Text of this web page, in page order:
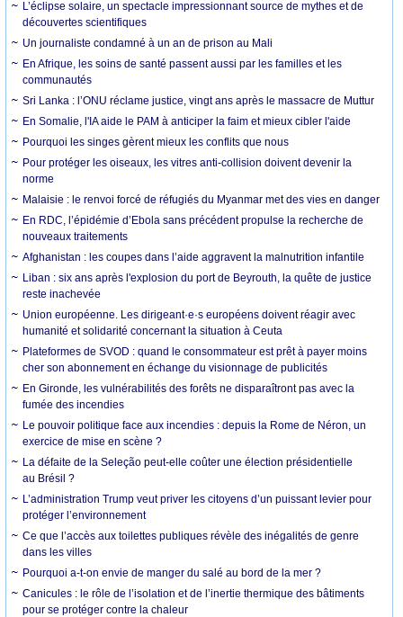
L’éclipse solaire, un spectacle impressionnant source de mythes et de
découvertes scientifiques
Un journaliste condamné à un an de prison au Mali
En Afrique, les soins de santé passent aussi par les familles et les
communautés
Sri Lanka : l’ONU réclame justice, vingt ans après le massacre de Muttur
En Somalie, l'IA aide le PAM à anticiper la faim et mieux cibler l'aide
Pourquoi les singes gèrent mieux les conflits que nous
Pour protéger les oiseaux, les vitres anti-collision doivent devenir la
norme
Malaisie : le renvoi forcé de réfugiés du Myanmar met des vies en danger
En RDC, l’épidémie d’Ebola sans précédent propulse la recherche de
nouveaux traitements
Afghanistan : les coupes dans l’aide aggravent la malnutrition infantile
Liban : six ans après l'explosion du port de Beyrouth, la quête de justice
reste inachevée
Union européenne. Les dirigeant·e·s européens doivent réagir avec
humanité et solidarité concernant la situation à Ceuta
Plateformes de SVOD : quand le consommateur est prêt à payer moins
cher son abonnement en échange du visionnage de publicités
En Gironde, les vulnérabilités des forêts ne disparaîtront pas avec la
fumée des incendies
Le pouvoir politique face aux incendies : depuis la Rome de Néron, un
exercice de mise en scène ?
La défaite de la Seleção peut-elle coûter une élection présidentielle
au Brésil ?
L’administration Trump veut priver les citoyens d’un puissant levier pour
protéger l’environnement
Ce que l’accès aux toilettes publiques révèle des inégalités de genre
dans les villes
Pourquoi a-t-on envie de manger du salé au bord de la mer ?
Canicules : le rôle de l’isolation et de l’inertie thermique des bâtiments
pour se protéger contre la chaleur